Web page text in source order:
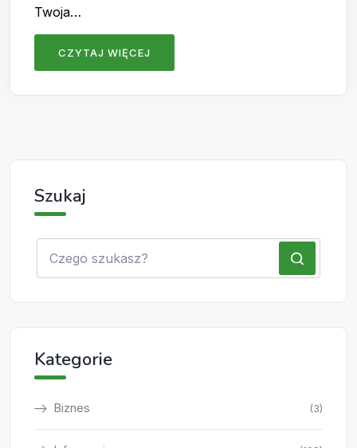
Twoja…
CZYTAJ WIĘCEJ
Szukaj
Kategorie
Biznes (3)